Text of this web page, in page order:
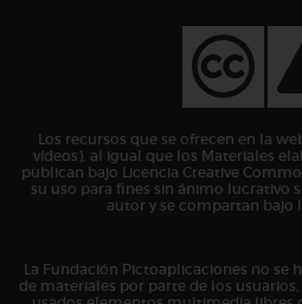
Los recursos que se ofrecen en la
vídeos), al igual que los Materiales
publican bajo Licencia Creative
su uso para fines sin ánimo lucrativo
autor y se compartan bajo
La Fundación Pictoaplicaciones no se
de materiales por parte de los